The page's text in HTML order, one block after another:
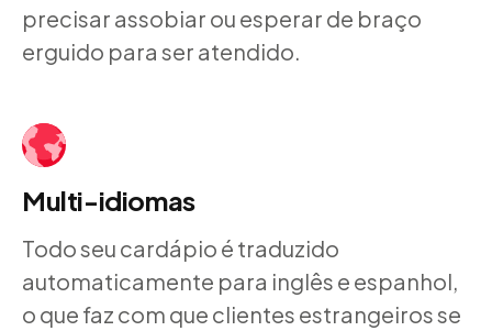
precisar assobiar ou esperar de braço
erguido para ser atendido.
Multi-idiomas
Todo seu cardápio é traduzido
automaticamente para inglês e espanhol,
o que faz com que clientes estrangeiros se